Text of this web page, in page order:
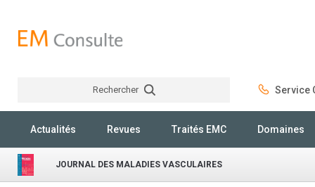
Rechercher Service
Actualités Revues Traités EMC Domaines
JOURNAL DES MALADIES VASCULAIRES